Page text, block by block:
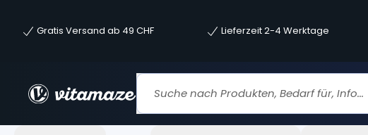
Gratis Versand ab 49 CHF Lieferzeit 2-4 Werktage